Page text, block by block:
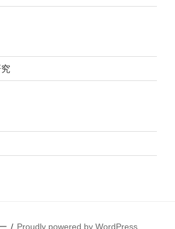
Proudly powered by WordPress